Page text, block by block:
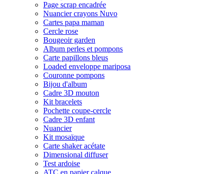
Page scrap encadrée
Nuancier crayons Nuvo
Cartes papa maman
Cercle rose
Bougeoir garden
Album perles et pompons
Carte papillons bleus
Loaded enveloppe mariposa
Couronne pompons
Bijou d'album
Cadre 3D mouton
Kit bracelets
Pochette coupe-cercle
Cadre 3D enfant
Nuancier
Kit mosaïque
Carte shaker acétate
Dimensional diffuser
Test ardoise
ATC en papier calque